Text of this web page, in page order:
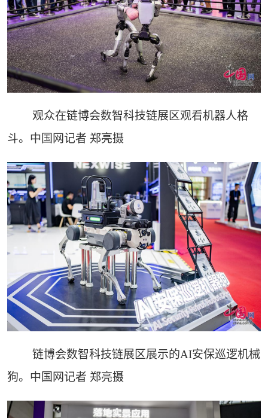
观众在链博会数智科技链展区观看机器人格
斗。中国网记者 郑亮摄
链博会数智科技链展区展示的AI安保巡逻机械
狗。中国网记者 郑亮摄